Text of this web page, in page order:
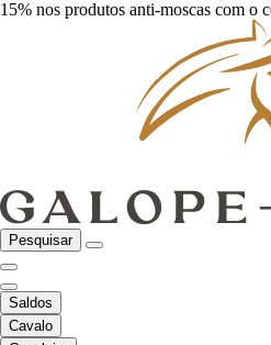
15% nos produtos anti-moscas com o
Pesquisar
Saldos
Cavalo